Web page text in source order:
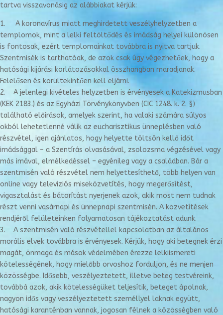
tartva visszavonásig az alábbiakat kérjük:
1. A koronavírus miatt meghirdetett veszélyhelyzetben a
templomok, mint a lelki feltöltődés és imádság helyei különösen
is fontosak, ezért templomainkat továbbra is nyitva tartjuk.
Szentmisék is tarthatóak, de azok csak úgy végezhetőek, hogy a
hatósági kijárási korlátozásokkal összhangban maradjanak.
Felelősen és körültekintően kell eljárni.
2. A jelenlegi kivételes helyzetben is érvényesek a Katekizmusban
(KEK 2183.) és az Egyházi Törvénykönyvben (CIC 1248. k. 2. §)
található előírások, amelyek szerint, ha valaki számára súlyos
okból lehetetlenné válik az eucharisztikus ünneplésben való
részvétel, igen ajánlatos, hogy helyette töltsön kellő időt
imádsággal – a Szentírás olvasásával, zsolozsma végzésével vagy
más imával, elmélkedéssel – egyénileg vagy a családban. Bár a
szentmisén való részvétel nem helyettesíthető, több helyen van
online vagy televíziós miseközvetítés, hogy megerősítést,
vigasztalást és bátorítást nyerjenek azok, akik most nem tudnak
részt venni vasárnapi és ünnepnapi szentmisén. A közvetítések
rendjéről felületeinken folyamatosan tájékoztatást adunk.
3. A szentmisén való részvétellel kapcsolatban az általános
morális elvek továbbra is érvényesek. Kérjük, hogy aki betegnek érzi
magát, önmaga és mások védelmében érezze lelkiismereti
kötelességének, hogy mielőbb orvoshoz forduljon, és ne menjen
közösségbe. Idősebb, veszélyeztetett, illetve beteg testvéreink,
továbbá azok, akik kötelességüket teljesítik, beteget ápolnak,
nagyon idős vagy veszélyeztetett személlyel laknak együtt,
hatósági karanténban vannak, jogosan félnek a közösségben való